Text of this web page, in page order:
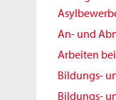
An- und
Arbeiten
Bildungs-
Bildungs-